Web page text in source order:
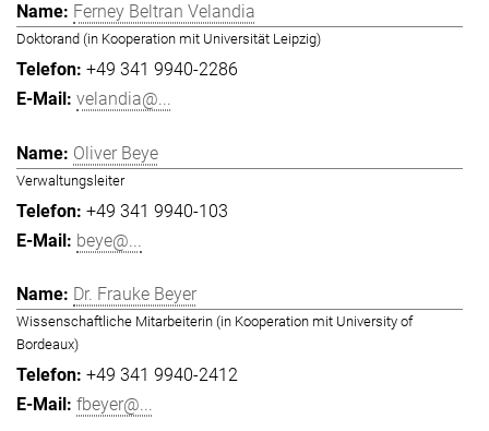
Ferney Beltran Velandia
Doktorand (in Kooperation mit Universität Leipzig)
+49 341 9940-2286
velandia@...
Oliver Beye
Verwaltungsleiter
+49 341 9940-103
beye@...
Dr. Frauke Beyer
Wissenschaftliche Mitarbeiterin (in Kooperation mit University of
Bordeaux)
+49 341 9940-2412
fbeyer@...